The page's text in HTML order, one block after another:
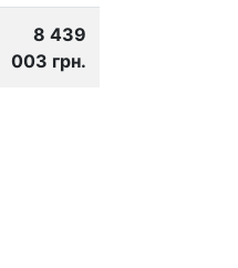
8 439
003 грн.